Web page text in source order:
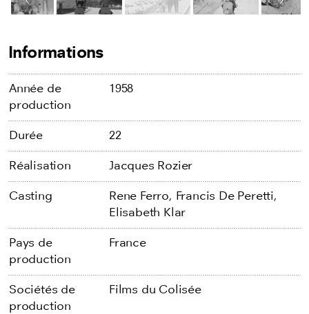
Image précédente
Informations
Année de
production
1958
Durée 22
Réalisation Jacques Rozier
Casting Rene Ferro, Francis De Peretti,
Elisabeth Klar
Pays de
production
France
Sociétés de
production
Films du Colisée